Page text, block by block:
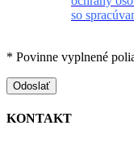
so
* Povinne vyplnené
Odoslať
KONTAKT